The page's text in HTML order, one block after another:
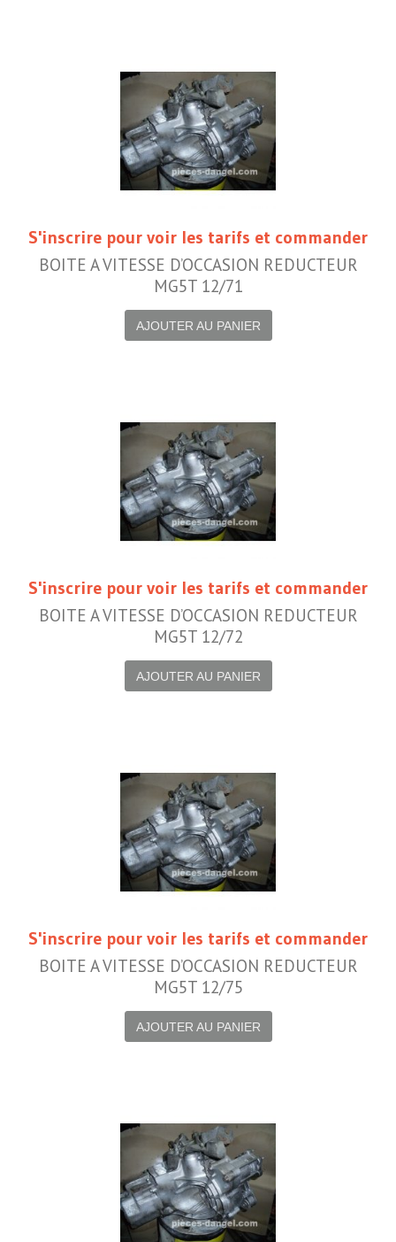
S'inscrire pour voir les tarifs et commander
BOITE A VITESSE D’OCCASION REDUCTEUR
MG5T 12/71
AJOUTER AU PANIER
S'inscrire pour voir les tarifs et commander
BOITE A VITESSE D’OCCASION REDUCTEUR
MG5T 12/72
AJOUTER AU PANIER
S'inscrire pour voir les tarifs et commander
BOITE A VITESSE D’OCCASION REDUCTEUR
MG5T 12/75
AJOUTER AU PANIER